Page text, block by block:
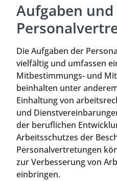
Aufgaben
Die Aufgaben der
vielfältig und umfassen
Mitbestimmungs- und
beinhalten unter
Einhaltung von
und
der beruflichen
Arbeitsschutzes der
Personalvertretungen
zur Verbesserung von
einbringen.